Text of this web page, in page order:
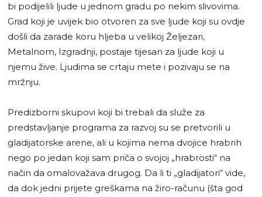
bi podijelili ljude u jednom gradu po nekim slivovima.
Grad koji je uvijek bio otvoren za sve ljude koji su ovdje
došli da zarade koru hljeba u velikoj Željezari,
Metalnom, Izgradnji, postaje tijesan za ljude koji u
njemu žive. Ljudima se crtaju mete i pozivaju se na
mržnju.
Predizborni skupovi koji bi trebali da služe za
predstavljanje programa za razvoj su se pretvorili u
gladijatorske arene, ali u kojima nema dvojice hrabrih
nego po jedan koji sam priča o svojoj „hrabrosti“ na
način da omalovažava drugog. Da li ti „gladijatori“ vide,
da dok jedni prijete greškama na žiro-računu (šta god